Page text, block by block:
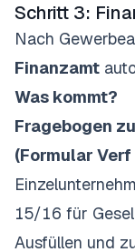
Schritt 3:
Nach
Finanzamt
Was kommt?
Fragebogen
(Formular
15/16 für
Ausfüllen und